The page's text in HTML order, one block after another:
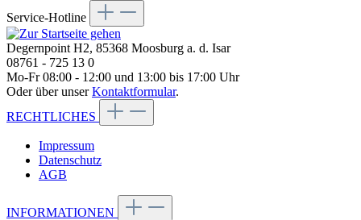
Service-Hotline
Degernpoint H2, 85368 Moosburg a. d. Isar
08761 - 725 13 0
Mo-Fr 08:00 - 12:00 und 13:00 bis 17:00 Uhr
Oder über unserKontaktformular.
RECHTLICHES
Impressum
Datenschutz
AGB
INFORMATIONEN